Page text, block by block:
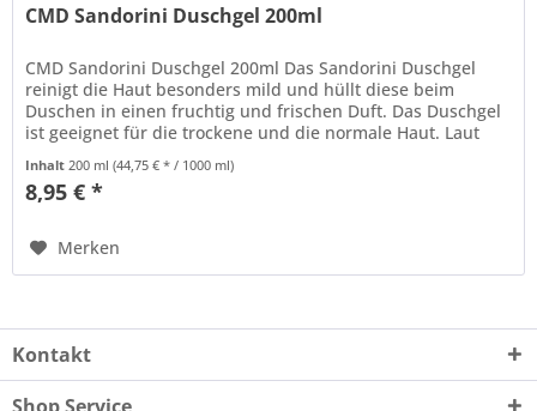
CMD Sandorini Duschgel 200ml
CMD Sandorini Duschgel 200ml Das Sandorini Duschgel
reinigt die Haut besonders mild und hüllt diese beim
Duschen in einen fruchtig und frischen Duft. Das Duschgel
ist geeignet für die trockene und die normale Haut. Laut
Inhalt 200 ml(44,75 € * / 1000 ml)
8,95 € *
Merken
Kontakt